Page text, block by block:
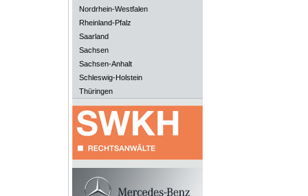
Nordrhein-Westfalen
Rheinland-Pfalz
Saarland
Sachsen
Sachsen-Anhalt
Schleswig-Holstein
Thüringen